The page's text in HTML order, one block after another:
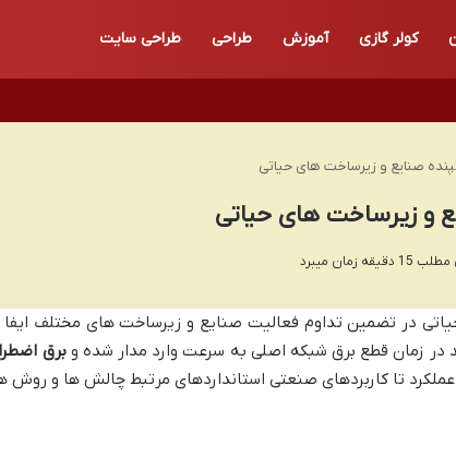
کولر گازی آموزش طراحی طراحی سایت
صنایع و زیرساخت های حیاتی
و زیرساخت های حیاتی
زمان میبرد
در تضمین تداوم فعالیت صنایع و زیرساخت های مختلف
در زمان قطع برق شبکه اصلی به سرعت وارد مدار شده وبرق
عملکرد تا کاربردهای صنعتی استانداردهای مرتبط چالش ها و روش